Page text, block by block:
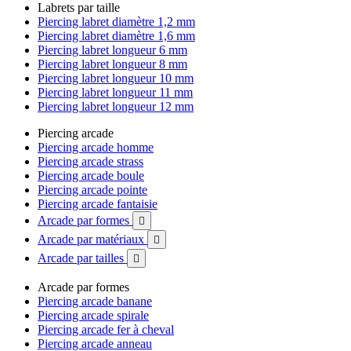
Labrets par taille
Piercing labret diamètre 1,2 mm
Piercing labret diamètre 1,6 mm
Piercing labret longueur 6 mm
Piercing labret longueur 8 mm
Piercing labret longueur 10 mm
Piercing labret longueur 11 mm
Piercing labret longueur 12 mm
Piercing arcade
Piercing arcade homme
Piercing arcade strass
Piercing arcade boule
Piercing arcade pointe
Piercing arcade fantaisie
Arcade par formes

Arcade par matériaux 
Arcade par tailles 
Arcade par formes
Piercing arcade banane
Piercing arcade spirale
Piercing arcade fer à cheval
Piercing arcade anneau